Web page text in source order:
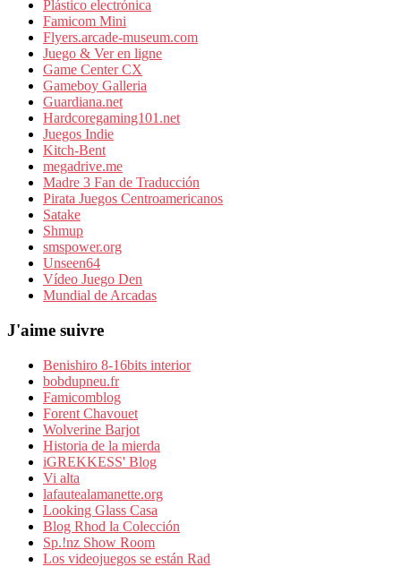
Plástico electrónica
Famicom Mini
Flyers.arcade-museum.com
Juego & Ver en ligne
Game Center CX
Gameboy Galleria
Guardiana.net
Hardcoregaming101.net
Juegos Indie
Kitch-Bent
megadrive.me
Madre 3 Fan de Traducción
Pirata Juegos Centroamericanos
Satake
Shmup
smspower.org
Unseen64
Vídeo Juego Den
Mundial de Arcadas
J'aime suivre
Benishiro 8-16bits interior
bobdupneu.fr
Famicomblog
Forent Chavouet
Wolverine Barjot
Historia de la mierda
iGREKKESS' Blog
Vi alta
lafautealamanette.org
Looking Glass Casa
Blog Rhod la Colección
Sp.!nz Show Room
Los videojuegos se están Rad